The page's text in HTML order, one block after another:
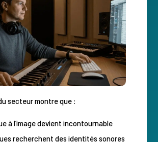
secteur montre que :
à l’image devient incontournable
recherchent des identités sonores